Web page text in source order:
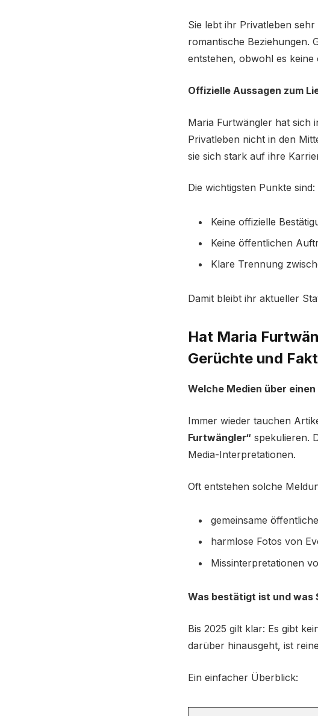
Sie lebt ihr Privatleben
romantische Beziehungen.
entstehen, obwohl es keine
Offizielle Aussagen zum
Maria Furtwängler hat sich
Privatleben nicht in den
sie sich stark auf ihre
Die wichtigsten Punkte sind:
Keine offizielle
Keine öffentlichen
Klare Trennung
Damit bleibt ihr aktueller
Hat Maria
Gerüchte und
Welche Medien über
Immer wieder tauchen
Furtwängler“ spekulieren.
Media-Interpretationen.
Oft entstehen solche
gemeinsame
harmlose Fotos von
Missinterpretationen
Was bestätigt ist und was
Bis 2025 gilt klar: Es gibt
darüber hinausgeht, ist
Ein einfacher Überblick: